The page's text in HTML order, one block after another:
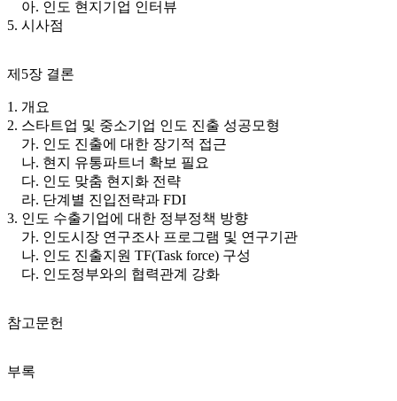
아. 인도 현지기업 인터뷰
5. 시사점
제5장 결론
1. 개요
2. 스타트업 및 중소기업 인도 진출 성공모형
가. 인도 진출에 대한 장기적 접근
나. 현지 유통파트너 확보 필요
다. 인도 맞춤 현지화 전략
라. 단계별 진입전략과 FDI
3. 인도 수출기업에 대한 정부정책 방향
가. 인도시장 연구조사 프로그램 및 연구기관
나. 인도 진출지원 TF(Task force) 구성
다. 인도정부와의 협력관계 강화
참고문헌
부록